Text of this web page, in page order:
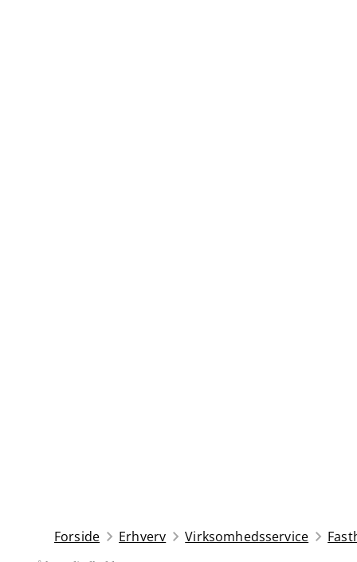
Forside Erhverv Virksomhedsservice